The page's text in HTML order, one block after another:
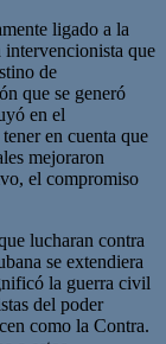
ligado a la
que
de
que se generó
en el
en cuenta que
mejoraron
el compromiso
lucharan contra
se extendiera
la guerra civil
del poder
como la Contra.